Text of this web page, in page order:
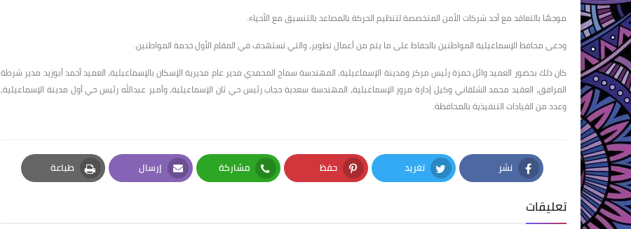
موجهًا بالتعاقد مع أحد شركات الأمن المتخصصة لتنظيم الحركة بالمصاعد بالتنسيق مع الأحياء.
ودعى محافظ الإسماعيلية المواطنين بالحفاظ على ما يتم من أعمال تطوير، والتي تستهدف في المقام الأول خدمة المواطنين.
كان ذلك بحضور العميد وائل حمزة رئيس مركز ومدينة الإسماعيلية، المهندسة سماح المحمدي مدير عام مديرية الإسكان بالإسماعيلية، العميد أحمد أبوزيد مدير شرطة
المرافق، العقيد محمد الشلقاني وكيل إدارة مرور الإسماعيلية، المهندسة سعدية حجاب رئيس حي ثان الإسماعيلية، وأمير عبدالله رئيس حي أول مدينة الإسماعيلية،
وعدد من القيادات التنفيذية بالمحافظة.
نشر
Facebook
تغريد
Twitter
حفظ
Pinterest
مشاركة
Whatsapp
إرسال
Email
طباعة
Print
تعليقات